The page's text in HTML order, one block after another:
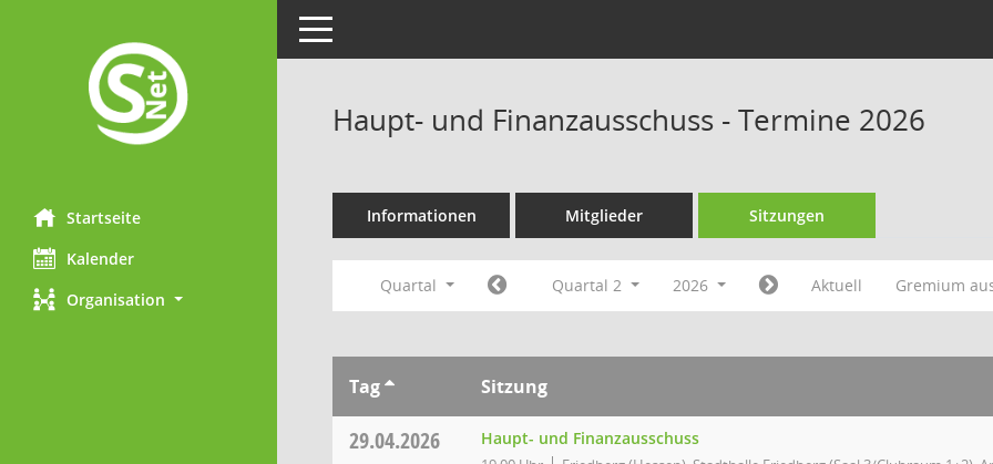
Startseite
Kalender
Organisation
Toggle navigation
Haupt- und Finanzausschuss - Termine 2026
Informationen Mitglieder Sitzungen
Quartal Quartal 2 2026 Aktuell Gremium
Tag Sitzung
29.04.2026 Haupt- und Finanzausschuss